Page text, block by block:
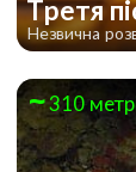
Третя
Незвична
310